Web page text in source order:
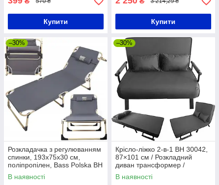
Купити Купити
–30%
Розкладачка з регулюванням
спинки, 193х75х30 см,
поліпропілен, Bass Polska BH
31000 / Розкладне ліжко
туристичне / Ліжко розкладне
В наявності
–30%
Крісло-ліжко 2-в-1 BH 30042,
87×101 см / Розкладний
диван трансформер /
Двомісний диван розкладний
В наявності